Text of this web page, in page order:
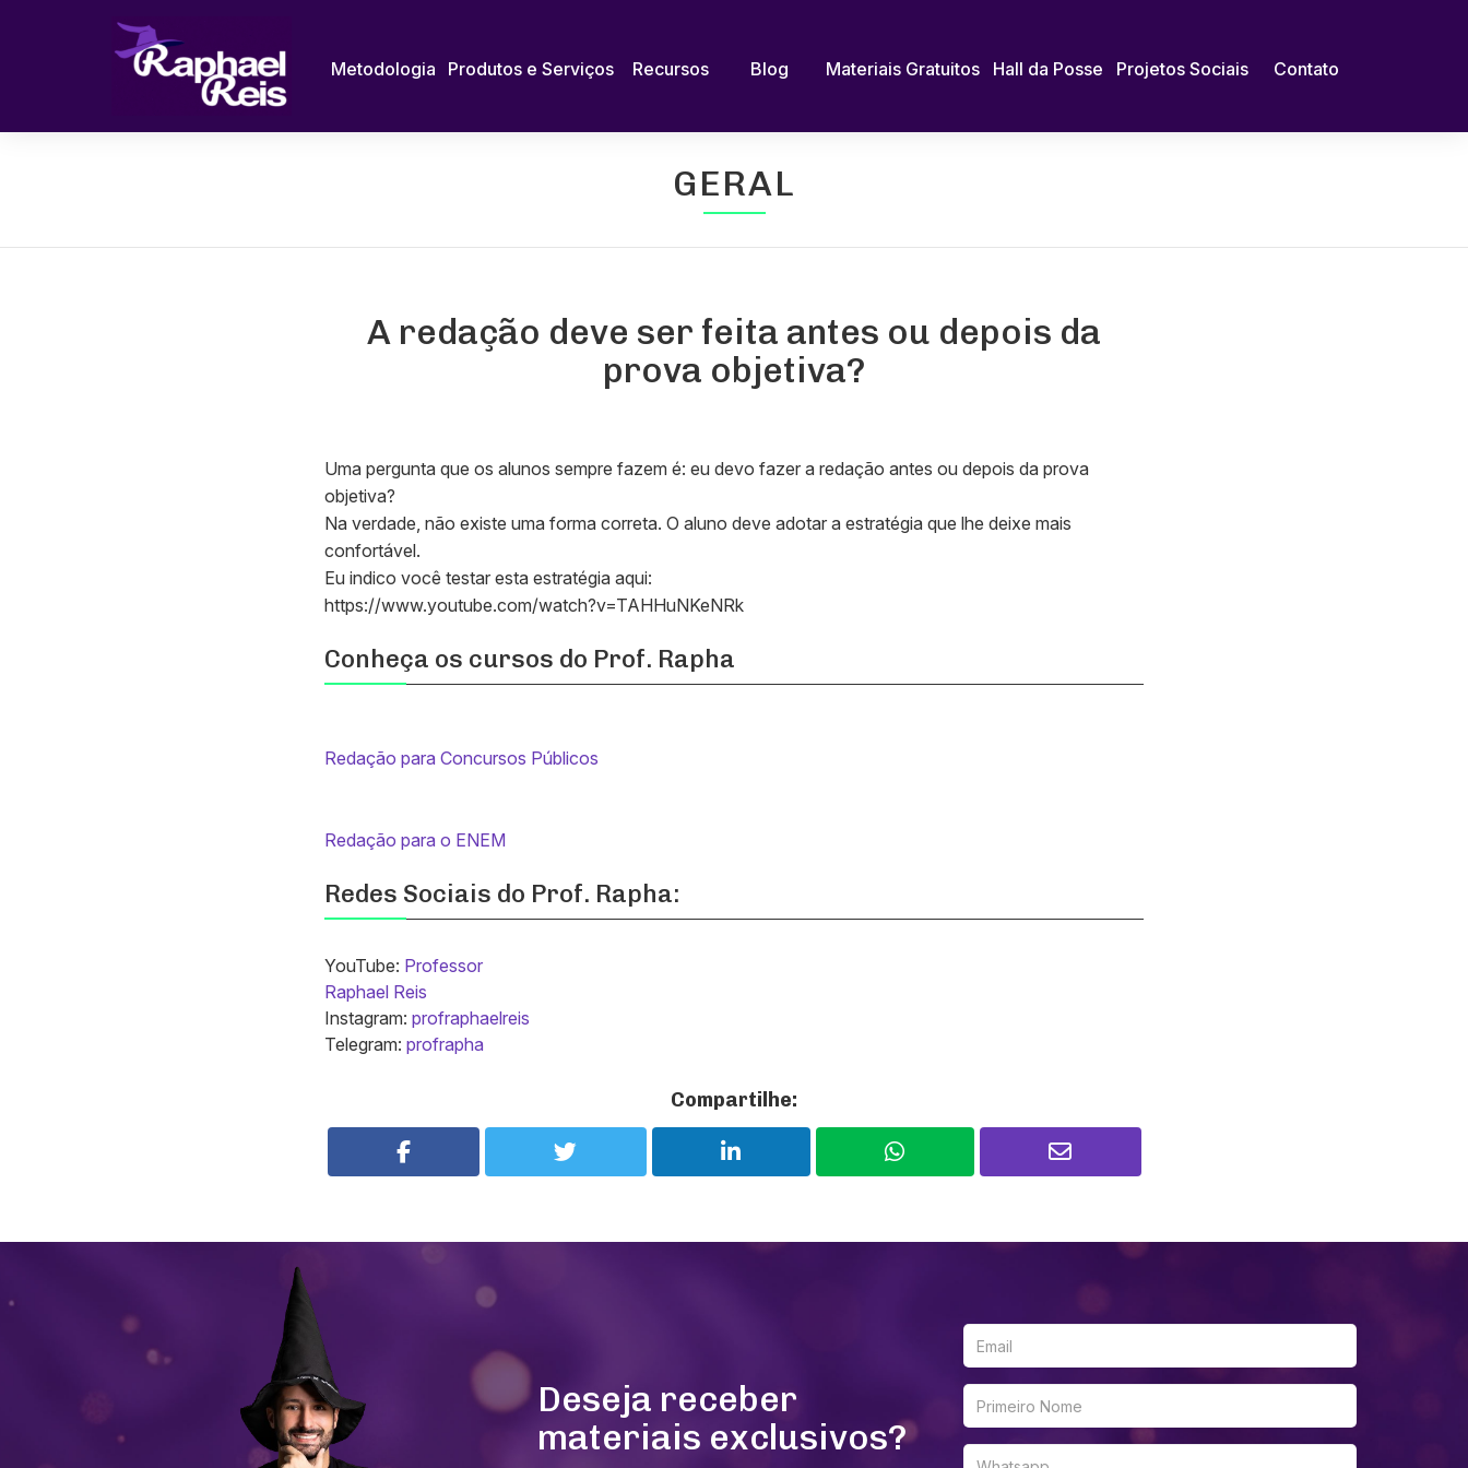
Metodologia Produtos e Serviços Recursos Blog Materiais Gratuitos Hall da Posse Projetos Sociais Contato
GERAL
A redação deve ser feita antes ou depois da
prova objetiva?
Uma pergunta que os alunos sempre fazem é: eu devo fazer a redação antes ou depois da prova
objetiva?
Na verdade, não existe uma forma correta. O aluno deve adotar a estratégia que lhe deixe mais
confortável.
Eu indico você testar esta estratégia aqui:
https://www.youtube.com/watch?v=TAHHuNKeNRk
Conheça os cursos do Prof. Rapha
Redação para Concursos Públicos
Redação para o ENEM
Redes Sociais do Prof. Rapha:
YouTube: Professor
Raphael Reis
Instagram: profraphaelreis
Telegram: profrapha
Compartilhe:
Deseja receber
materiais exclusivos?